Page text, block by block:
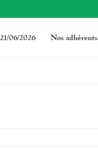
06/2026 Nos adhérents